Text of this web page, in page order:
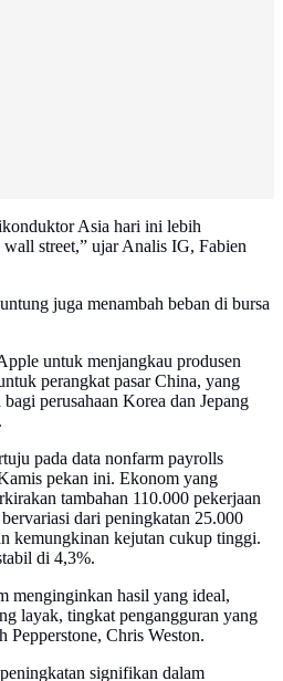
Asia hari ini lebih
street,” ujar Analis IG, Fabien
juga menambah beban di bursa
untuk menjangkau produsen
perangkat pasar China, yang
perusahaan Korea dan Jepang
pada data nonfarm payrolls
pekan ini. Ekonom yang
tambahan 110.000 pekerjaan
dari peningkatan 25.000
kemungkinan kejutan cukup tinggi.
di 4,3%.
menginginkan hasil yang ideal,
layak, tingkat pengangguran yang
Pepperstone, Chris Weston.
signifikan dalam